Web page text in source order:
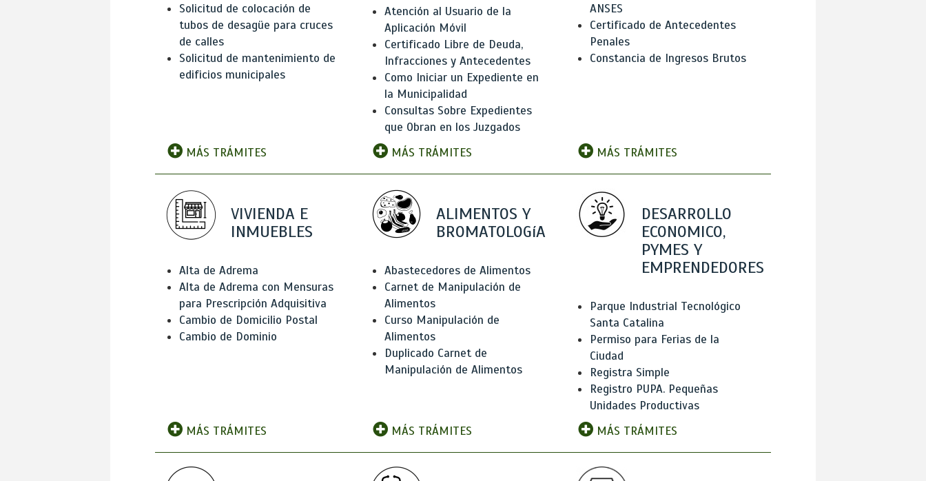
Solicitud de colocación de
tubos de desagüe para cruces
de calles
Solicitud de mantenimiento de
edificios municipales
MÁS TRÁMITES
Atención al Usuario de la
Aplicación Móvil
Certificado Libre de Deuda,
Infracciones y Antecedentes
Como Iniciar un Expediente en
la Municipalidad
Consultas Sobre Expedientes
que Obran en los Juzgados
MÁS TRÁMITES
ANSES
Certificado de Antecedentes
Penales
Constancia de Ingresos Brutos
MÁS TRÁMITES
VIVIENDA E
INMUEBLES
Alta de Adrema
Alta de Adrema con Mensuras
para Prescripción Adquisitiva
Cambio de Domicilio Postal
Cambio de Dominio
MÁS TRÁMITES
ALIMENTOS Y
BROMATOLOGíA
Abastecedores de Alimentos
Carnet de Manipulación de
Alimentos
Curso Manipulación de
Alimentos
Duplicado Carnet de
Manipulación de Alimentos
MÁS TRÁMITES
DESARROLLO
ECONOMICO,
PYMES Y
EMPRENDEDORES
Parque Industrial Tecnológico
Santa Catalina
Permiso para Ferias de la
Ciudad
Registra Simple
Registro PUPA. Pequeñas
Unidades Productivas
MÁS TRÁMITES